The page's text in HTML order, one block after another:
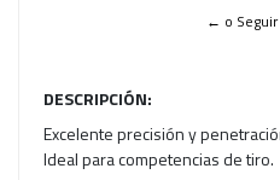
← o
DESCRIPCIÓN:
Excelente precisión y
Ideal para competencias de tiro.